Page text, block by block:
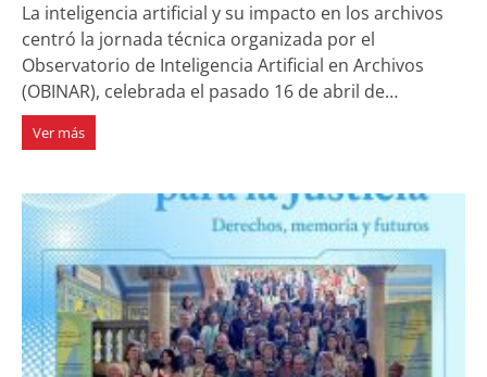
La inteligencia artificial y su impacto en los archivos
centró la jornada técnica organizada por el
Observatorio de Inteligencia Artificial en Archivos
(OBINAR), celebrada el pasado 16 de abril de…
Ver más